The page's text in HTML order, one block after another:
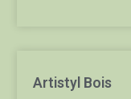
Artistyl Bois